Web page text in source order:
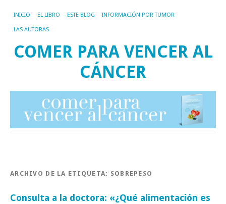
INICIO EL LIBRO ESTE BLOG INFORMACIÓN POR TUMOR
LAS AUTORAS
COMER PARA VENCER AL
CÁNCER
ARCHIVO DE LA ETIQUETA: SOBREPESO
Consulta a la doctora: «¿Qué alimentación es